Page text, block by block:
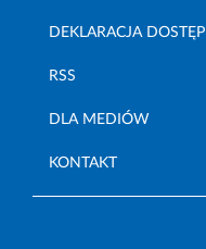
DEKLARACJA
RSS
DLA MEDIÓW
KONTAKT